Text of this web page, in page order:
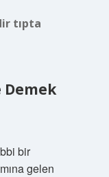
tıpta
bir
gelen